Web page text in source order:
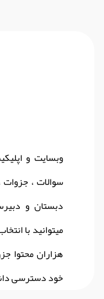
وبسایت و
سوالات ،
دبستان و
میتوانید با
هزاران محتوا
خود دسترسی